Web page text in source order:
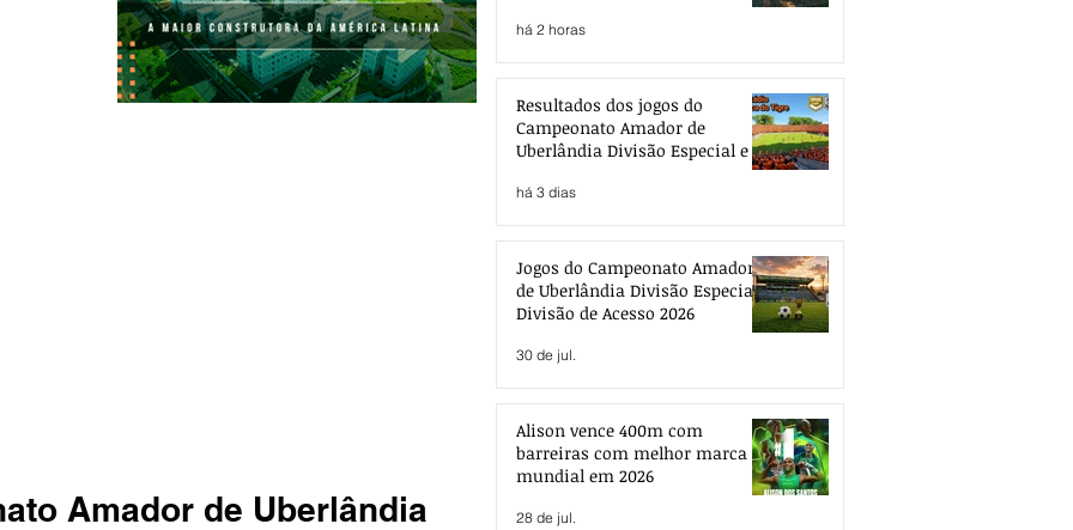
Amador de Uberlândia
há 2 horas
Resultados dos jogos do
Campeonato Amador de
Uberlândia Divisão Especial e de
há 3 dias
Jogos do Campeonato Amador
de Uberlândia Divisão Especial e
Divisão de Acesso 2026
30 de jul.
Alison vence 400m com
barreiras com melhor marca
mundial em 2026
28 de jul.